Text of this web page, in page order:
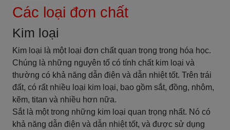
Các loại đơn chất
Kim loại
Kim loại là một loại đơn chất quan trọng trong hóa học.
Chúng là những nguyên tố có tính chất kim loại và
thường có khả năng dẫn điện và dẫn nhiệt tốt. Trên trái
đất, có rất nhiều loại kim loại, bao gồm sắt, đồng, nhôm,
kẽm, titan và nhiều hơn nữa.
Sắt là một trong những kim loại quan trọng nhất. Nó có
khả năng dẫn điện và dẫn nhiệt tốt, và được sử dụng